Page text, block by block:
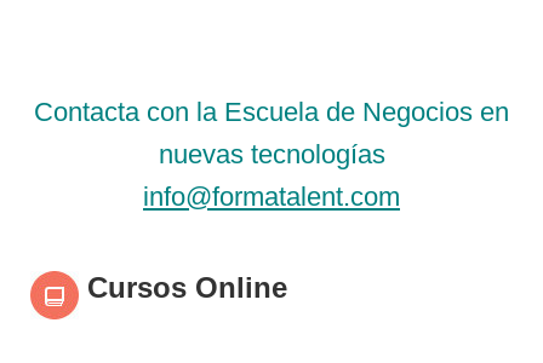
Contacta con la Escuela de Negocios en
nuevas tecnologías
info@formatalent.com
Cursos Online